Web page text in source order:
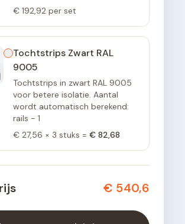
€ 192,92 per set
Tochtstrips Zwart RAL
9005
Tochtstrips in zwart RAL 9005
voor betere isolatie. Aantal
wordt automatisch berekend:
rails - 1
€ 27,56 × 3 stuks = € 82,68
€ 540,6